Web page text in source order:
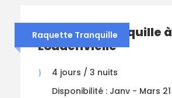
Raquette Tranquille
Raquette Tranquille à
Loudenvielle
4 jours / 3 nuits
Disponibilité : Janv - Mars 21